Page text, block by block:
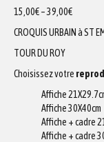
15,00€–39,00€
CROQUIS URBAIN à ST
TOUR DU ROY
Choisissez votre
Affiche
Affiche 30X40cm
Affiche + cadre
Affiche + cadre